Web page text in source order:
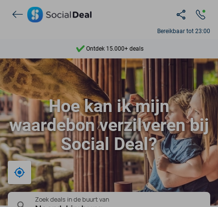
Bereikbaar tot 23:00
Ontdek 15.000+ deals
7 dagen per week beschikbaar
10+ miljoen leden
9,4
Ontdek 15.000+ deals
Hoe kan ik mijn
waardebon verzilveren bij
Social Deal?
Bij mij in de buurt
Zoek deals in de buurt van